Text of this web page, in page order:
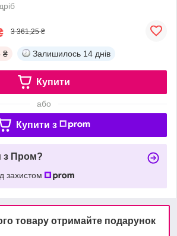
3 361,25 ₴
₴ Залишилось 14 днів
Купити
або
Купити з
з Пром?
захистом
товару отримайте подарунок